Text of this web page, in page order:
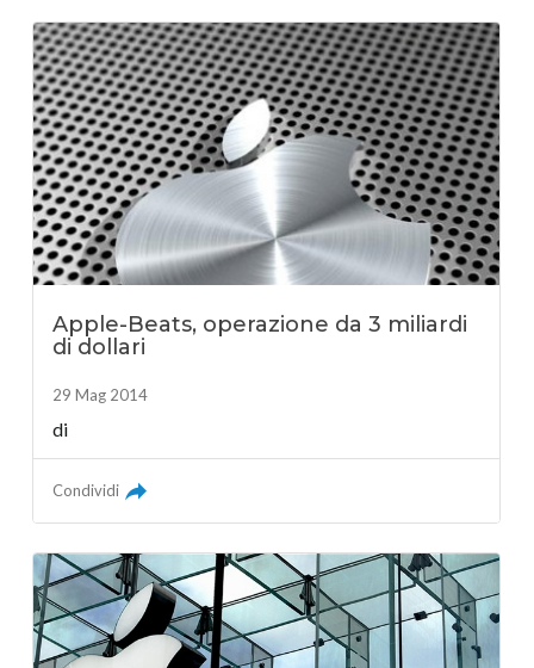
Apple-Beats, operazione da 3 miliardi
di dollari
29 Mag 2014
di
Condividi